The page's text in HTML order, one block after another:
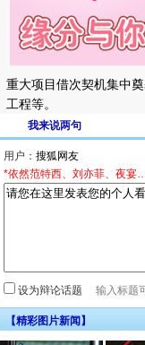
重大项目借次契机集中
工程等。
我来说两句
用户：
*依然范特西、刘亦菲、夜宴
设为辩论话题
【精彩图片新闻】